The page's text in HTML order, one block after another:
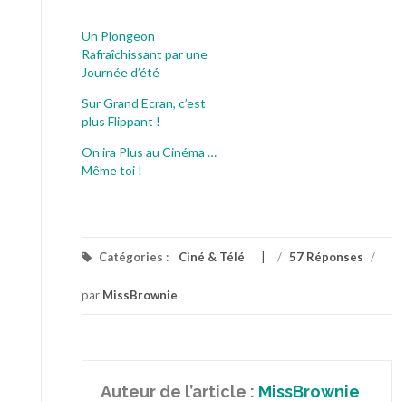
Un Plongeon
Rafraîchissant par une
Journée d’été
Sur Grand Ecran, c’est
plus Flippant !
On ira Plus au Cinéma …
Même toi !
Catégories : Ciné & Télé / 57 Réponses /
par MissBrownie
Auteur de l’article : MissBrownie